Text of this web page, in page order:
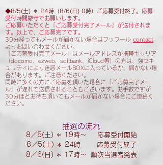
◆8/5(土) ＊ 24時（8/6(日) 0時）ご応募受付終了。 応募
受付時間厳守でお願いします。
ご応募いただくと「ご応募受付完了メール」が送付されま
す。以上で、ご応募完了です。
30分経ってもメールが届かない場合は​フッフール contact
よりお問い合わせください。
「ご応募受付完了 メール」はメールアドレスが携帯キャリア
（docomo、ezweb、softbank、iCloud等）の方は、強セキ
ュリティにより迷惑メールBOXに入っているか、届かない場
合があります。ご注意ください。
同時に多くの方にご応募を頂いた場合に「ご応募完了メー
ル」が遅れて送信されることもございます。お手数ですが
30分ほどお待ち頂いてもメールが届かない場合にご連絡く
ださい。
抽選の流れ
8／5(土) ＊ 19時～ 応募受付開始
8／5(土) ＊ 24時 応募受付終了
8／6(日) ＊ 17時～ 順次当選者発表